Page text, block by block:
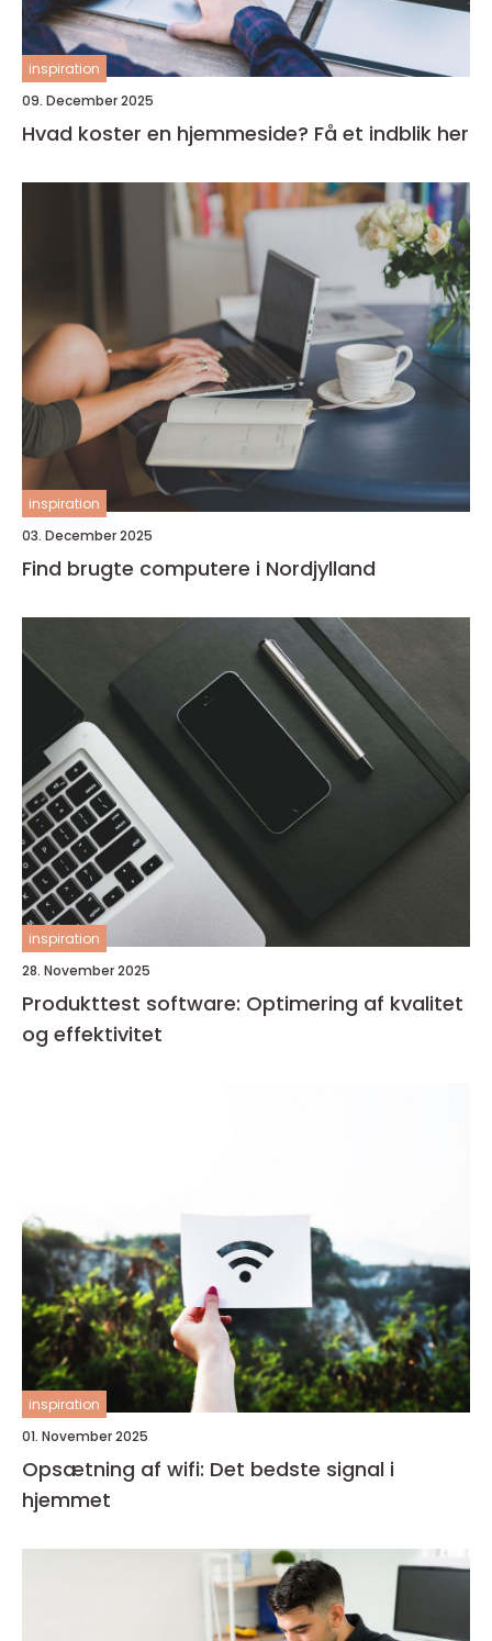
inspiration
09. December 2025
Hvad koster en hjemmeside? Få et indblik her
inspiration
03. December 2025
Find brugte computere i Nordjylland
inspiration
28. November 2025
Produkttest software: Optimering af kvalitet
og effektivitet
inspiration
01. November 2025
Opsætning af wifi: Det bedste signal i
hjemmet